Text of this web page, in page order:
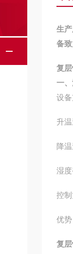
生
备
复
一
设
升
降
湿
控
优
复